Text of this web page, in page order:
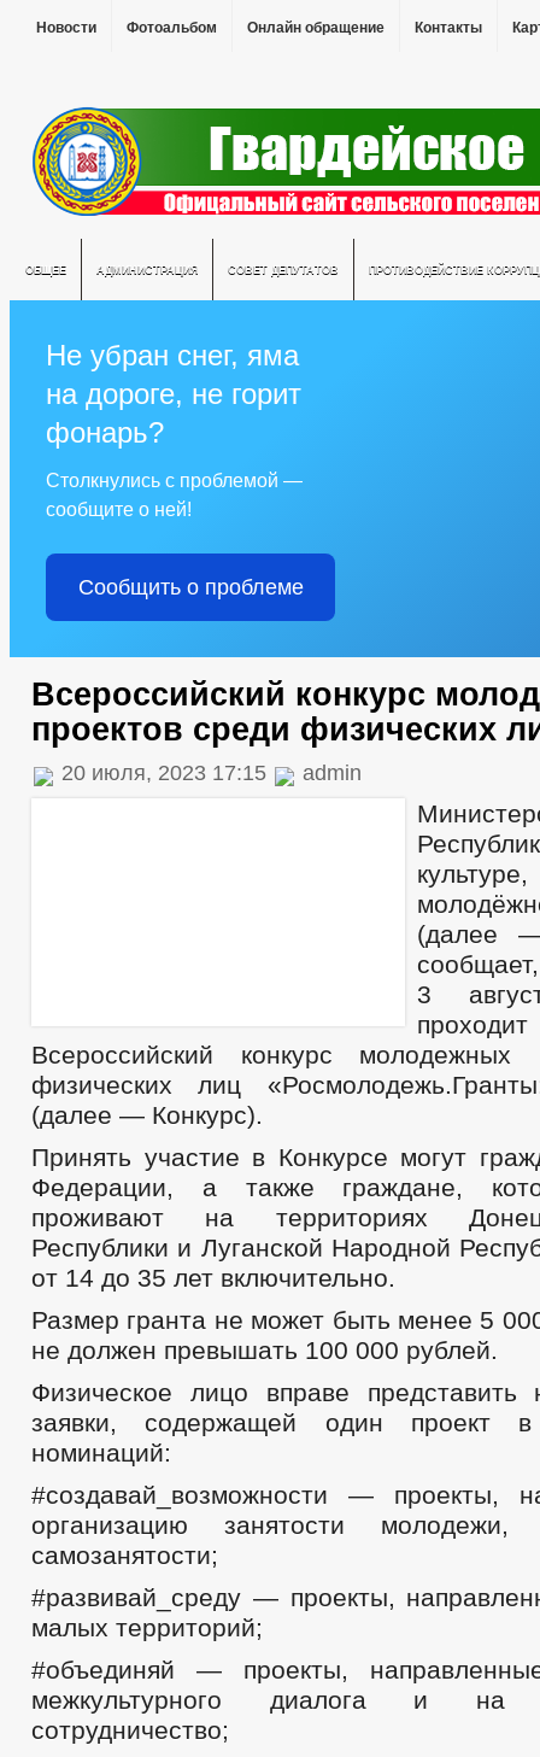
Новости Фотоальбом Онлайн обращение Контакты
ОБЩЕЕ АДМИНИСТРАЦИЯ СОВЕТ ДЕПУТАТОВ ПРОТИВОДЕЙСТВИЕ
Не убран снег, яма
на дороге, не горит
фонарь?
Столкнулись с проблемой —
сообщите о ней!
Сообщить о проблеме
Всероссийский конкурс
проектов среди физических
20 июля, 2023 17:15 admin
(далее —
3
Всероссийский конкурс молодежных
физических лиц
(далее — Конкурс).
Принять участие в Конкурсе могут
Федерации, а также граждане,
проживают на территориях
Республики и Луганской Народной
от 14 до 35 лет включительно.
Размер гранта не может быть менее 5
не должен превышать 100 000 рублей.
Физическое лицо вправе
заявки, содержащей один проект
номинаций:
#создавай_возможности — проекты,
организацию занятости
самозанятости;
#развивай_среду — проекты,
малых территорий;
#объединяй — проекты,
межкультурного диалога и на
сотрудничество;